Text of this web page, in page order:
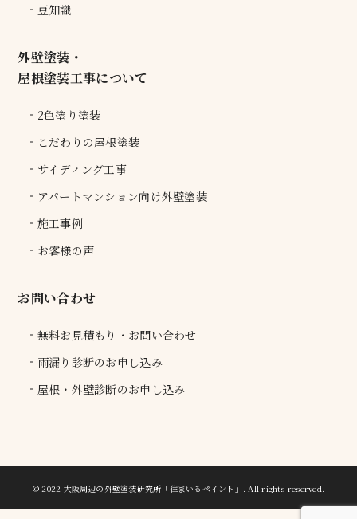
豆知識
外壁塗装・
屋根塗装工事について
2色塗り塗装
こだわりの屋根塗装
サイディング工事
アパートマンション向け外壁塗装
施工事例
お客様の声
お問い合わせ
無料お見積もり・お問い合わせ
雨漏り診断のお申し込み
屋根・外壁診断のお申し込み
© 2022 大阪周辺の外壁塗装研究所「住まいるペイント」. All rights reserved.